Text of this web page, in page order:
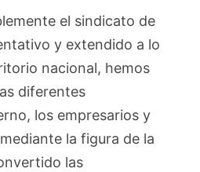
el sindicato de
y extendido a lo
nacional, hemos
diferentes
los empresarios y
la figura de la
las